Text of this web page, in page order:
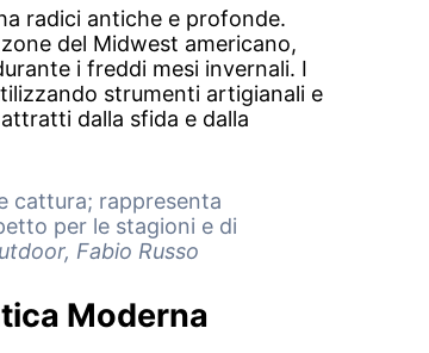
radici antiche e profonde.
del Midwest americano,
i freddi mesi invernali. I
strumenti artigianali e
dalla sfida e dalla
cattura; rappresenta
per le stagioni e di
Fabio Russo
Moderna